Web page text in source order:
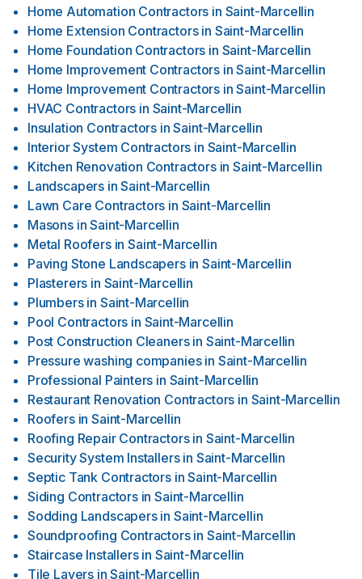
Home Automation Contractors in Saint-Marcellin
Home Extension Contractors in Saint-Marcellin
Home Foundation Contractors in Saint-Marcellin
Home Improvement Contractors in Saint-Marcellin
Home Improvement Contractors in Saint-Marcellin
HVAC Contractors in Saint-Marcellin
Insulation Contractors in Saint-Marcellin
Interior System Contractors in Saint-Marcellin
Kitchen Renovation Contractors in Saint-Marcellin
Landscapers in Saint-Marcellin
Lawn Care Contractors in Saint-Marcellin
Masons in Saint-Marcellin
Metal Roofers in Saint-Marcellin
Paving Stone Landscapers in Saint-Marcellin
Plasterers in Saint-Marcellin
Plumbers in Saint-Marcellin
Pool Contractors in Saint-Marcellin
Post Construction Cleaners in Saint-Marcellin
Pressure washing companies in Saint-Marcellin
Professional Painters in Saint-Marcellin
Restaurant Renovation Contractors in Saint-Marcellin
Roofers in Saint-Marcellin
Roofing Repair Contractors in Saint-Marcellin
Security System Installers in Saint-Marcellin
Septic Tank Contractors in Saint-Marcellin
Siding Contractors in Saint-Marcellin
Sodding Landscapers in Saint-Marcellin
Soundproofing Contractors in Saint-Marcellin
Staircase Installers in Saint-Marcellin
Tile Layers in Saint-Marcellin